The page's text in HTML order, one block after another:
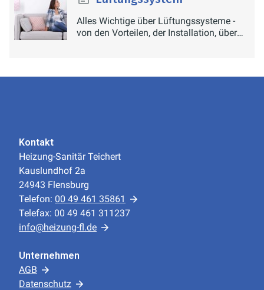
installierte Luftreiniger die
Konzentration der Aerosole in
Innenräumen deutlich absenken und
minimieren.
Alles Wichtige über Lüftungssysteme -
von den Vorteilen, der Installation, über
Kontakt
Heizung-Sanitär Teichert
Kauslundhof 2a
24943 Flensburg
Telefon: 00 49 461 35861
Telefax: 00 49 461 311237
info@heizung-fl.de
Unternehmen
AGB
Datenschutz